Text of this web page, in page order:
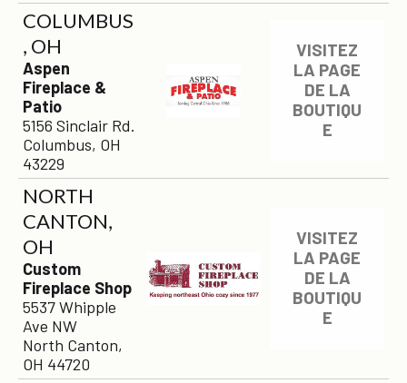
COLUMBUS
, OH
Aspen
Fireplace &
Patio
5156 Sinclair Rd.
Columbus, OH
43229
VISITEZ
LA PAGE
DE LA
BOUTIQU
E
NORTH
CANTON,
OH
Custom
Fireplace Shop
5537 Whipple
Ave NW
North Canton,
OH 44720
VISITEZ
LA PAGE
DE LA
BOUTIQU
E